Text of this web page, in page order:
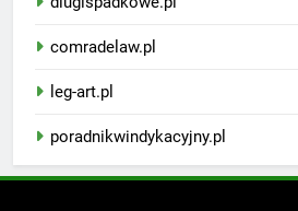
comradelaw.pl
leg-art.pl
poradnikwindykacyjny.pl